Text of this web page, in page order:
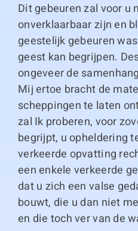
Dit gebeuren zal voor u
onverklaarbaar zijn en
geestelijk gebeuren
geest kan begrijpen.
ongeveer de
Mij ertoe bracht de
scheppingen te laten
zal Ik proberen, voor
begrijpt, u opheldering
verkeerde opvatting
een enkele verkeerde
dat u zich een valse
bouwt, die u dan niet
en die toch ver van de